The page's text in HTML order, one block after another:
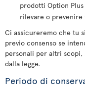
prodotti Option
rilevare o
Ci assicureremo che tu
previo consenso se
personali per altri scopi,
dalla legge.
Periodo di